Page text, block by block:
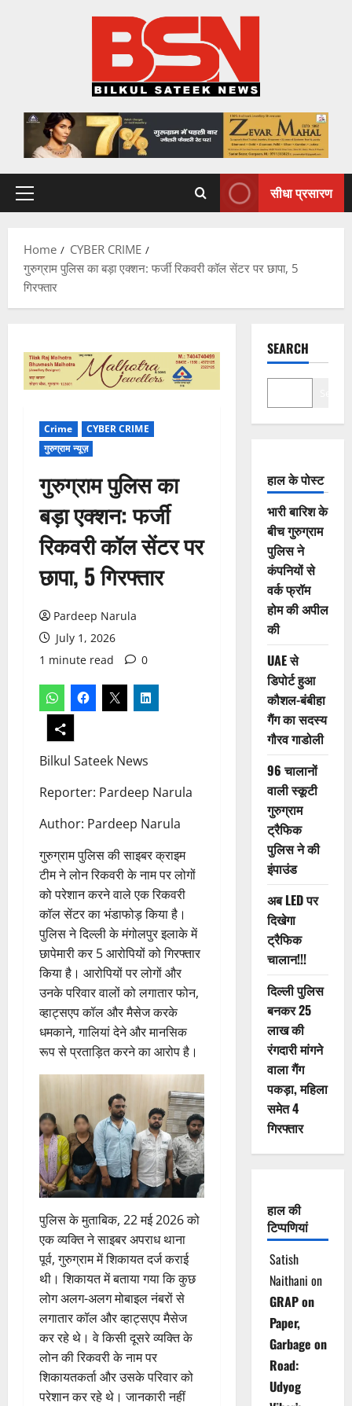
Primary
सीधा प्रसारण
Home
CYBER CRIME
गुरुग्राम पुलिस का बड़ा एक्शन: फर्जी रिकवरी कॉल सेंटर पर छापा, 5
गिरफ्तार
Crime
CYBER CRIME
गुरुग्राम न्यूज़
गुरुग्राम पुलिस का
बड़ा एक्शन: फर्जी
रिकवरी कॉल सेंटर पर
छापा, 5 गिरफ्तार
Pardeep Narula
July 1, 2026
1 minute read
0
Bilkul Sateek News
Reporter: Pardeep Narula
Author: Pardeep Narula
गुरुग्राम पुलिस की साइबर क्राइम
टीम ने लोन रिकवरी के नाम पर लोगों
को परेशान करने वाले एक रिकवरी
कॉल सेंटर का भंडाफोड़ किया है।
पुलिस ने दिल्ली के मंगोलपुर इलाके में
छापेमारी कर 5 आरोपियों को गिरफ्तार
किया है। आरोपियों पर लोगों और
उनके परिवार वालों को लगातार फोन,
व्हाट्सएप कॉल और मैसेज करके
धमकाने, गालियां देने और मानसिक
रूप से प्रताड़ित करने का आरोप है।
पुलिस के मुताबिक, 22 मई 2026 को
एक व्यक्ति ने साइबर अपराध थाना
पूर्व, गुरुग्राम में शिकायत दर्ज कराई
थी। शिकायत में बताया गया कि कुछ
लोग अलग-अलग मोबाइल नंबरों से
लगातार कॉल और व्हाट्सएप मैसेज
कर रहे थे। वे किसी दूसरे व्यक्ति के
लोन की रिकवरी के नाम पर
शिकायतकर्ता और उसके परिवार को
परेशान कर रहे थे। जानकारी नहीं
SEARCH
हाल के पोस्ट
भारी बारिश के
बीच गुरुग्राम
पुलिस ने
कंपनियों से
वर्क फ्रॉम
होम की अपील
की
UAE से
डिपोर्ट हुआ
कौशल-बंबीहा
गैंग का सदस्य
गौरव गाडोली
96 चालानों
वाली स्कूटी
गुरुग्राम
ट्रैफिक
पुलिस ने की
इंपाउंड
अब LED पर
दिखेगा
ट्रैफिक
चालान!!!
दिल्ली पुलिस
बनकर 25
लाख की
रंगदारी मांगने
वाला गैंग
पकड़ा, महिला
समेत 4
गिरफ्तार
हाल की
टिप्पणियां
Satish
Naithani on
GRAP on
Paper,
Garbage on
Road:
Udyog